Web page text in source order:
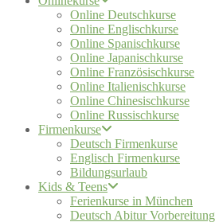
Online Deutschkurse
Online Englischkurse
Online Spanischkurse
Online Japanischkurse
Online Französischkurse
Online Italienischkurse
Online Chinesischkurse
Online Russischkurse
Firmenkurse
Deutsch Firmenkurse
Englisch Firmenkurse
Bildungsurlaub
Kids & Teens
Ferienkurse in München
Deutsch Abitur Vorbereitung